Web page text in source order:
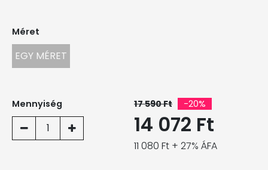
Méret
EGY MÉRET
Mennyiség
1
17 590 Ft -20%
14 072 Ft
11 080 Ft + 27% ÁFA